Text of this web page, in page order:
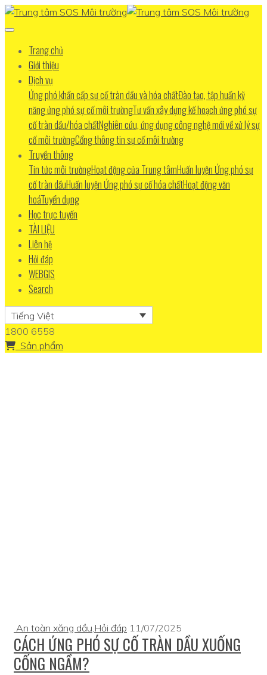
Trang chủ
Giới thiệu
Dịch vụ
Ứng phó khẩn cấp sự cố tràn dầu và hóa chấtĐào tạo, tập huấn kỹ
năng ứng phó sự cố môi trườngTư vấn xây dựng kế hoạch ứng phó sự
cố tràn dầu/hóa chấtNghiên cứu, ứng dụng công nghệ mới về xử lý sự
cố môi trườngCổng thông tin sự cố môi trường
Truyền thông
Tin tức môi trườngHoạt động của Trung tâmHuấn luyện Ứng phó sự
cố tràn dầuHuấn luyện Ứng phó sự cố hóa chấtHoạt động văn
hoáTuyển dụng
Học trực tuyến
TÀI LIỆU
Liên hệ
Hỏi đáp
WEBGIS
Search
Tiếng Việt
1800 6558
Sản phẩm
An toàn xăng dầu Hỏi đáp 11/07/2025
CÁCH ỨNG PHÓ SỰ CỐ TRÀN DẦU XUỐNG
CỐNG NGẦM?